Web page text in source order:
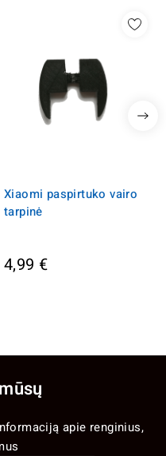
Xiaomi paspirtuko vairo
tarpinė
4,99 €
apie renginius,